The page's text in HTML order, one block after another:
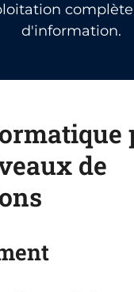
d'information.
de